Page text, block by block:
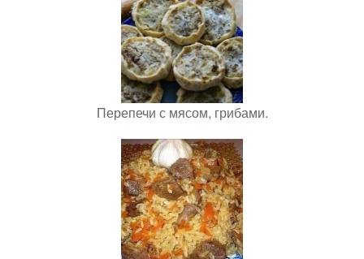
Перепечи с мясом, грибами.